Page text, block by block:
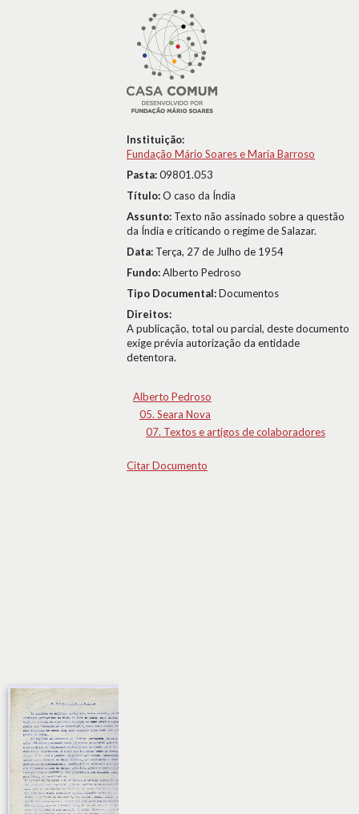
Instituição:
Fundação Mário Soares e Maria Barroso
Pasta:09801.053
Título:O caso da Índia
Assunto: Texto não assinado sobre a questão
da Índia e criticando o regime de Salazar.
Data: Terça, 27 de Julho de 1954
Fundo:Alberto Pedroso
Tipo Documental:Documentos
Direitos:
A publicação, total ou parcial, deste documento
exige prévia autorização da entidade
detentora.
Alberto Pedroso
05. Seara Nova
07. Textos e artigos de colaboradores
Citar Documento